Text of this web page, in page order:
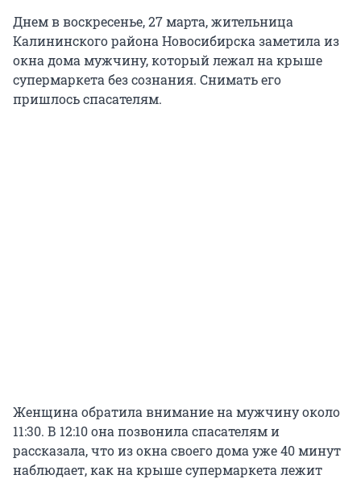
Днем в воскресенье, 27 марта, жительница
Калининского района Новосибирска заметила из
окна дома мужчину, который лежал на крыше
супермаркета без сознания. Снимать его
пришлось спасателям.
Женщина обратила внимание на мужчину около
11:30. В 12:10 она позвонила спасателям и
рассказала, что из окна своего дома уже 40 минут
наблюдает, как на крыше супермаркета лежит